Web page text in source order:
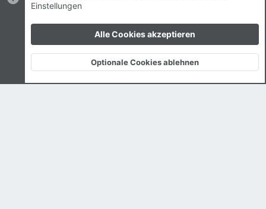
Breite
Oben
Einstellungen
Alle Cookies akzeptieren
Optionale Cookies ablehnen